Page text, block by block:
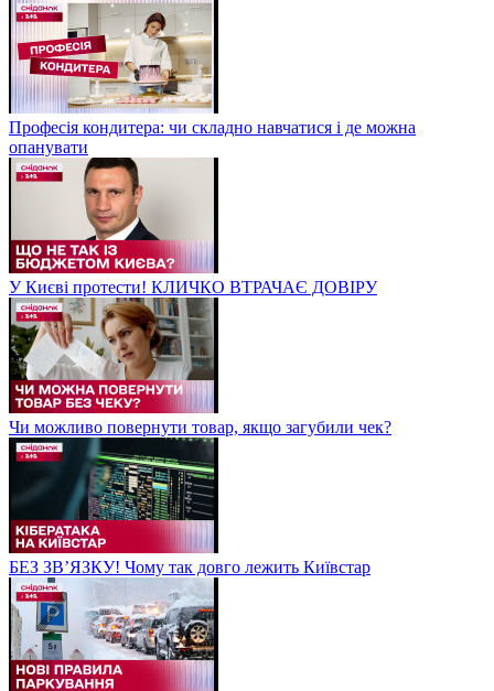
Професія кондитера: чи складно навчатися і де можна
опанувати
У Києві протести! КЛИЧКО ВТРАЧАЄ ДОВІРУ
Чи можливо повернути товар, якщо загубили чек?
БЕЗ ЗВʼЯЗКУ! Чому так довго лежить Київстар